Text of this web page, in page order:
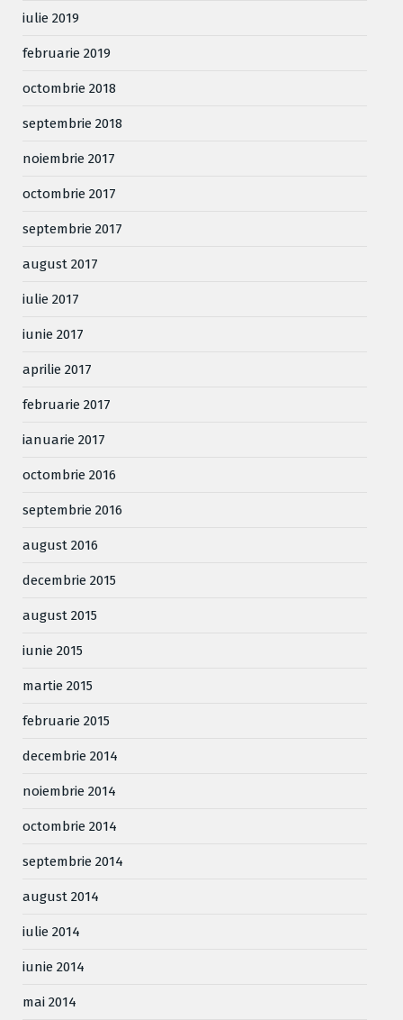
iulie 2019
februarie 2019
octombrie 2018
septembrie 2018
noiembrie 2017
octombrie 2017
septembrie 2017
august 2017
iulie 2017
iunie 2017
aprilie 2017
februarie 2017
ianuarie 2017
octombrie 2016
septembrie 2016
august 2016
decembrie 2015
august 2015
iunie 2015
martie 2015
februarie 2015
decembrie 2014
noiembrie 2014
octombrie 2014
septembrie 2014
august 2014
iulie 2014
iunie 2014
mai 2014